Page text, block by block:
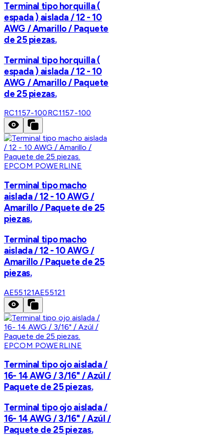
Terminal tipo horquilla (
espada ) aislada / 12 - 10
AWG / Amarillo / Paquete
de 25 piezas.
Terminal tipo horquilla (
espada ) aislada / 12 - 10
AWG / Amarillo / Paquete
de 25 piezas.
RC1157-100RC1157-100
EPCOM POWERLINE
Terminal tipo macho
aislada / 12 - 10 AWG /
Amarillo / Paquete de 25
piezas.
Terminal tipo macho
aislada / 12 - 10 AWG /
Amarillo / Paquete de 25
piezas.
AE55121AE55121
EPCOM POWERLINE
Terminal tipo ojo aislada /
16- 14 AWG / 3/16" / Azúl /
Paquete de 25 piezas.
Terminal tipo ojo aislada /
16- 14 AWG / 3/16" / Azúl /
Paquete de 25 piezas.